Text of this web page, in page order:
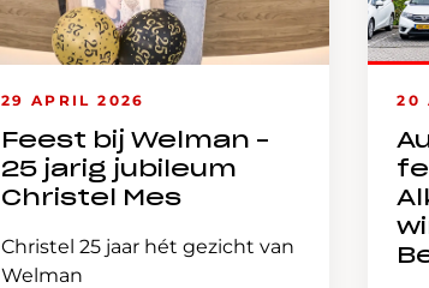
29 APRIL 2026
Feest bij Welman –
25 jarig jubileum
Christel Mes
Christel 25 jaar hét gezicht van
Welman
20